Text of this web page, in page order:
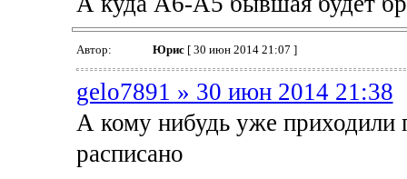
Автор: Юрис[ 30 июн 2014 21:07 ]
gelo7891 » 30 июн 2014 21:38
А кому нибудь уже приходили
расписано